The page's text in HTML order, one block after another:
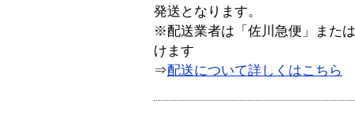
発送となります。
※配送業者は「佐川急便」また
けます
⇒配送について詳しくはこちら